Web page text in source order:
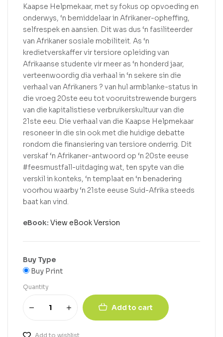
Kaapse Helpmekaar, met sy fokus op opvoeding en
onderwys, ‘n bemiddelaar in Afrikaner-opheffing,
selfrespek en aansien. Dit was dus ‘n fasiliteerder
van Afrikaner sosiale mobiliteit. As ‘n
kredietverskaffer vir tersiore opleiding van
Afrikaanse studente vir meer as ‘n honderd jaar,
verteenwoordig dia verhaal in ‘n sekere sin die
verhaal van Afrikaners ? van hul armblanke-status in
die vroeg 20ste eeu tot vooruitstrewende burgers
van die kapitalistiese verbruikerskultuur van die
21ste eeu. Die verhaal van die Kaapse Helpmekaar
resoneer in die sin ook met die huidige debatte
rondom die finansiering van tersiore onderrig. Dit
verskaf ‘n Afrikaner-antwoord op ‘n 20ste eeuse
#feesmustfall-uitdaging wat, ten spyte van die
verskil in konteks, ‘n templaat en ‘n benadering
voorhou waarby ‘n 21ste eeuse Suid-Afrika steeds
baat kan vind.
eBook: View eBook Version
Buy Type
Buy Print
Quantity
Add to cart
Add to wishlist